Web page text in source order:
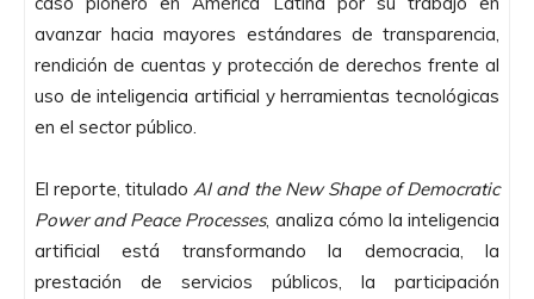
avanzar hacia mayores estándares de transparencia,
rendición de cuentas y protección de derechos frente al
uso de inteligencia artificial y herramientas tecnológicas
en el sector público.
El reporte, titulado AI and the New Shape of Democratic
Power and Peace Processes, analiza cómo la inteligencia
artificial está transformando la democracia, la
prestación de servicios públicos, la participación